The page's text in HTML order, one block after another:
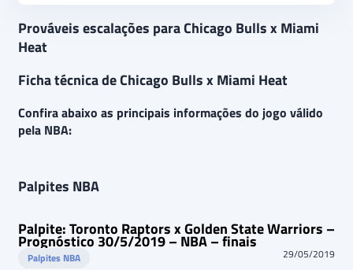
Prováveis escalações para Chicago Bulls x Miami
Heat
Ficha técnica de Chicago Bulls x Miami Heat
Confira abaixo as principais informações do jogo válido
pela NBA:
Palpites NBA
Palpite: Toronto Raptors x Golden State Warriors –
Prognóstico 30/5/2019 – NBA – finais
Palpites NBA 29/05/2019